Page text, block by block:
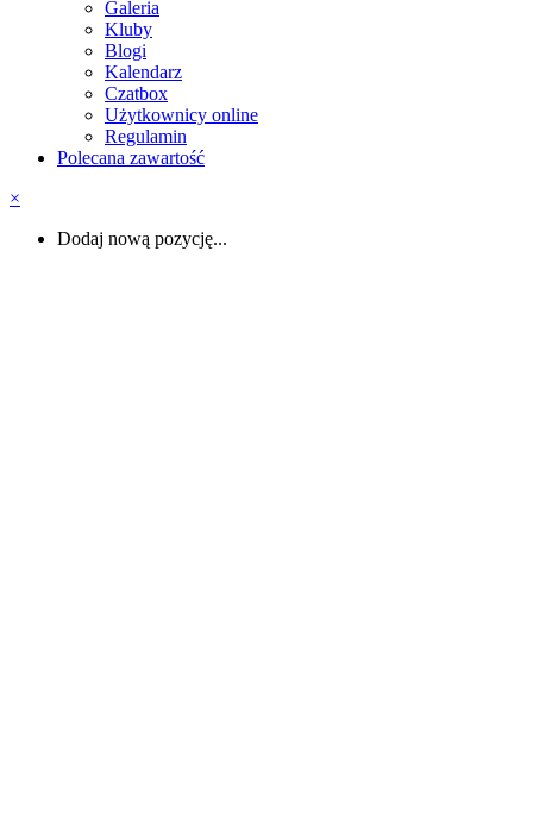
Galeria
Kluby
Blogi
Kalendarz
Czatbox
Użytkownicy online
Regulamin
Polecana zawartość
×
Dodaj nową pozycję...